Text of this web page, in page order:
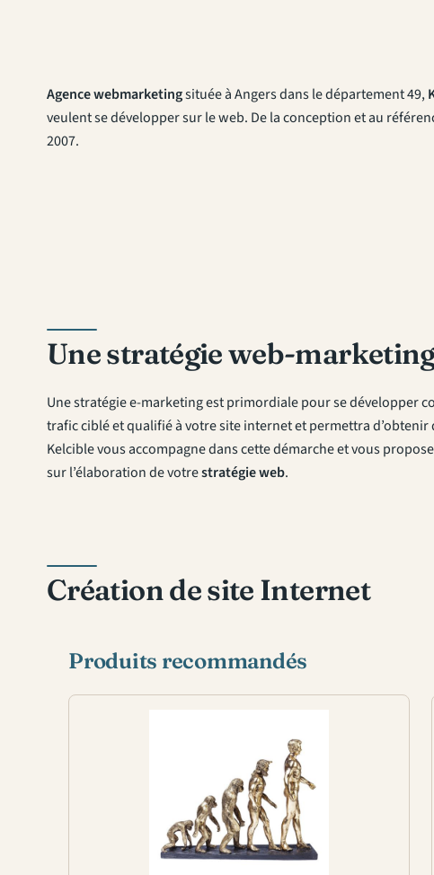
Agence webmarketingsituée à Angers dans le département 49,
veulent se développer sur le web. De la conception et au
2007.
Une stratégie web-
Une stratégie e-marketing est primordiale pour se développer
trafic ciblé et qualifié à votre site internet et permettra d’obtenir
Kelcible vous accompagne dans cette démarche et vous
sur l’élaboration de votrestratégie web.
Création de site Internet
Produits recommandés